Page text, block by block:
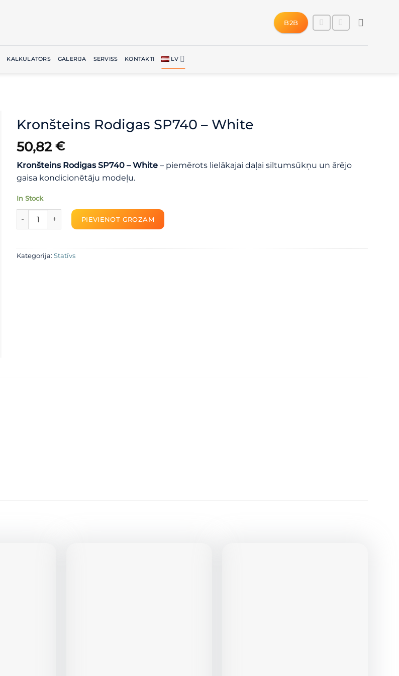
B2B
KALKULATORS GALERIJA SERVISS KONTAKTI LV
Kronšteins Rodigas SP740 – White
50,82 €
Kronšteins Rodigas SP740 – White – piemērots lielākajai daļai siltumsūkņu un ārējo
gaisa kondicionētāju modeļu.
In Stock
Kronšteins Rodigas SP740 – White daudzums
PIEVIENOT GROZAM
Kategorija: Statīvs